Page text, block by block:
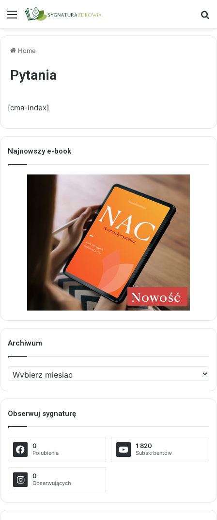
Menu
Home
Pytania
[cma-index]
Najnowszy e-book
Archiwum
Archiwum
Obserwuj sygnaturę
0
Polubienia
1 820
Subskrbentów
0
Obserwujących